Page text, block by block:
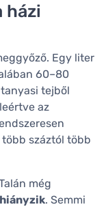
házi
Egy liter
60–80
tejből
az
száztól több
még
. Semmi